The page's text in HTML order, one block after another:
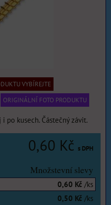
VYBÍREJTE
ORIGINÁLNÍ FOTO PRODUKTU
po kusech. Částečný závit.
0,60 Kč s DPH
Množstevní slevy
0,60 Kč /ks
0,50 Kč /ks